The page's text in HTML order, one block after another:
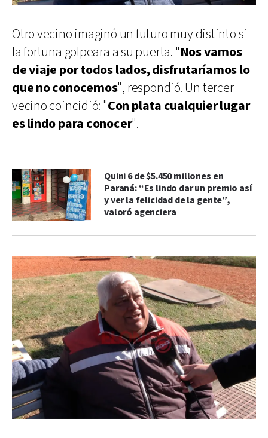
Otro vecino imaginó un futuro muy distinto si
la fortuna golpeara a su puerta. "Nos vamos
de viaje por todos lados, disfrutaríamos lo
que no conocemos", respondió. Un tercer
vecino coincidió: "Con plata cualquier lugar
es lindo para conocer".
Quini 6 de $5.450 millones en
Paraná: “Es lindo dar un premio así
y ver la felicidad de la gente”,
valoró agenciera